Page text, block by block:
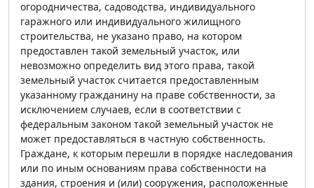
огородничества, садоводства, индивидуального
гаражного или индивидуального жилищного
строительства, не указано право, на котором
предоставлен такой земельный участок, или
невозможно определить вид этого права, такой
земельный участок считается предоставленным
указанному гражданину на праве собственности, за
исключением случаев, если в соответствии с
федеральным законом такой земельный участок не
может предоставляться в частную собственность.
Граждане, к которым перешли в порядке наследования
или по иным основаниям права собственности на
здания, строения и (или) сооружения, расположенные